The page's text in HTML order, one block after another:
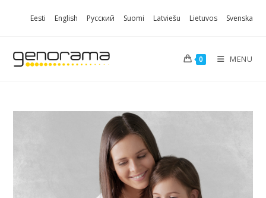
Eesti English Русский Suomi Latviešu Lietuvos Svenska
0 MENU